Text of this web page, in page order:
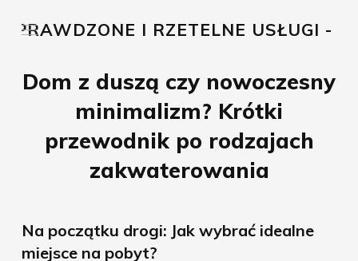
I RZETELNE USŁUGI -
Dom z duszą czy nowoczesny
minimalizm? Krótki
przewodnik po rodzajach
zakwaterowania
Na początku drogi: Jak wybrać idealne
miejsce na pobyt?